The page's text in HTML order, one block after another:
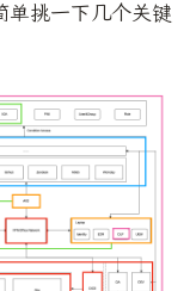
单挑一下几个关键